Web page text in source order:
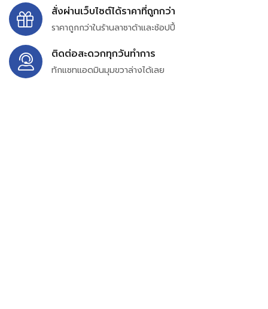
สั่งผ่านเว็บไซต์ได้ราคาที่ถูกกว่า
ราคาถูกกว่าในร้านลาซาด้าและช้อปปี้
ติดต่อสะดวกทุกวันทำการ
ทักแชทแอดมินมุมขวาล่างได้เลย